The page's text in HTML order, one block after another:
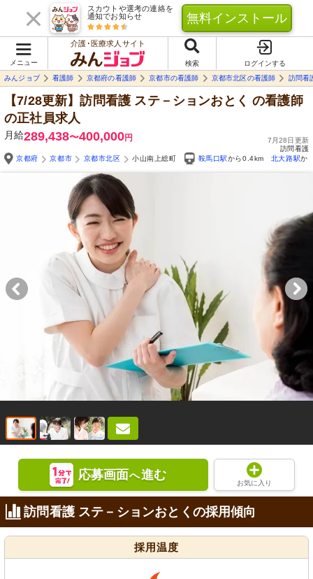
スカウトや選考の連絡を
通知でお知らせ
無料インストール
メニュー
介護･医療求人サイト
検索
ログインする
みんジョブ
看護師 京都府の看護師 京都市の看護師 京都市北区の看護師 訪問看
【7/28更新】訪問看護 ステ－ションおとく の看護師
の正社員求人
月給289,438〜400,000円
7月28日更新
訪問看護
京都府
京都市 京都市北区 小山南上総町 鞍馬口駅から0.4km 北大路駅か
応募画面へ進む
お気に入り
訪問看護 ステ－ションおとくの採用傾向
採用温度